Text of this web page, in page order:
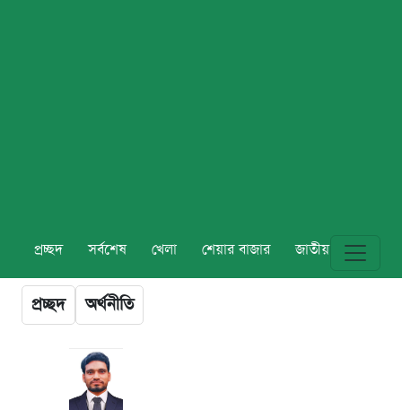
প্রচ্ছদ সর্বশেষ খেলা শেয়ার বাজার জাতীয় বিশ্ব
প্রচ্ছদ অর্থনীতি